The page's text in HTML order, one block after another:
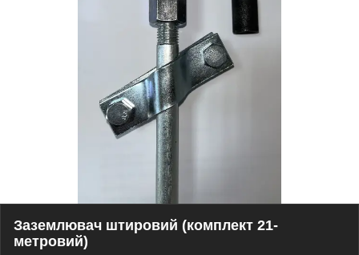
Заземлювач штировий (комплект 21-
метровий)